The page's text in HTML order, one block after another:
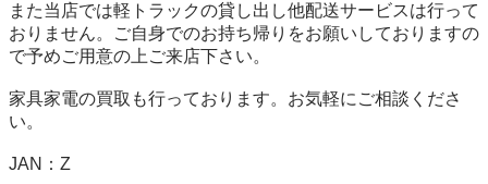
また当店では軽トラックの貸し出し他配送サービスは行って
おりません。ご自身でのお持ち帰りをお願いしておりますの
で予めご用意の上ご来店下さい。
家具家電の買取も行っております。お気軽にご相談くださ
い。
JAN：Z